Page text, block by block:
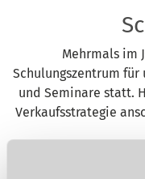
Mehrmals im
Schulungszentrum für
und Seminare statt.
Verkaufsstrategie